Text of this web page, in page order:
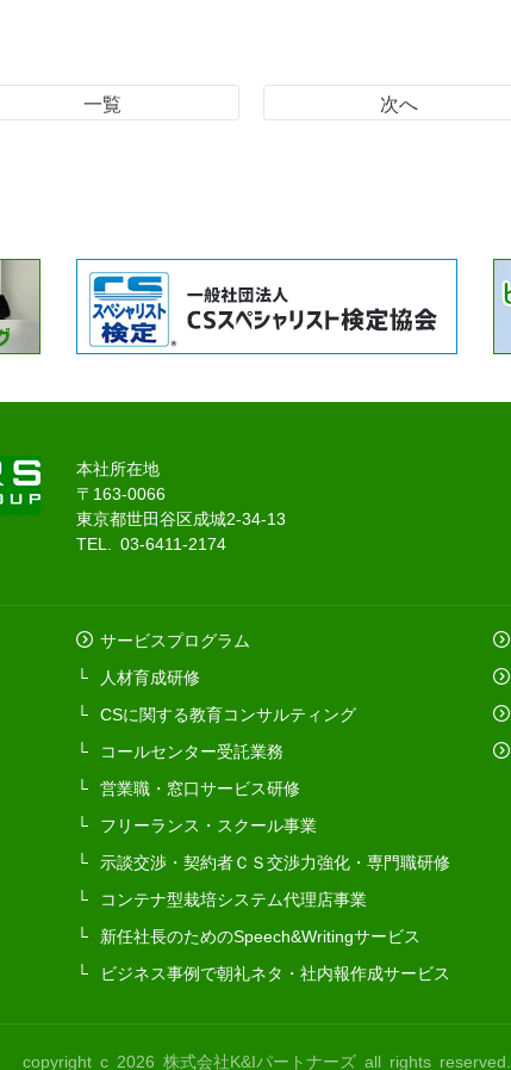
一覧 次へ
本社所在地
〒163-0066
東京都世田谷区成城2-34-13
TEL. 03-6411-2174
サービスプログラム
人材育成研修
CSに関する教育コンサルティング
コールセンター受託業務
営業職・窓口サービス研修
フリーランス・スクール事業
示談交渉・契約者ＣＳ交渉力強化・専門職研修
コンテナ型栽培システム代理店事業
新任社長のためのSpeech&Writingサービス
ビジネス事例で朝礼ネタ・社内報作成サービス
copyright c 2026 株式会社K&Iパートナーズ all rights reserved.